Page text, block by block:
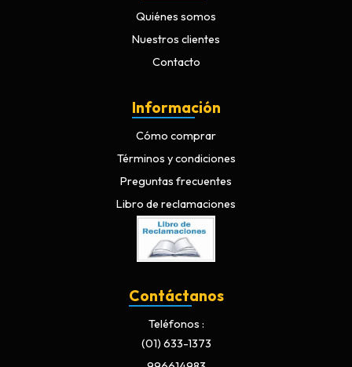
Quiénes somos
Nuestros clientes
Contacto
Información
Cómo comprar
Términos y condiciones
Preguntas frecuentes
Libro de reclamaciones
Contáctanos
Teléfonos
(01) 633-1373